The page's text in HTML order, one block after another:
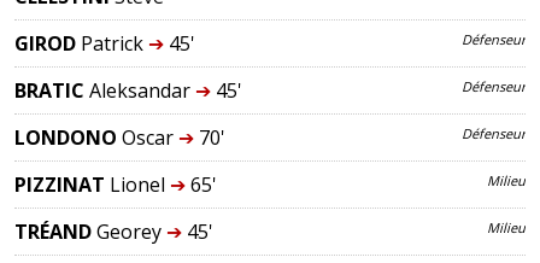
GIROD Patrick ➔45' Défenseur
BRATIC Aleksandar ➔45' Défenseur
LONDONO Oscar ➔70' Défenseur
PIZZINAT Lionel ➔65' Milieu
TRÉANDGeoffrey ➔45' Milieu